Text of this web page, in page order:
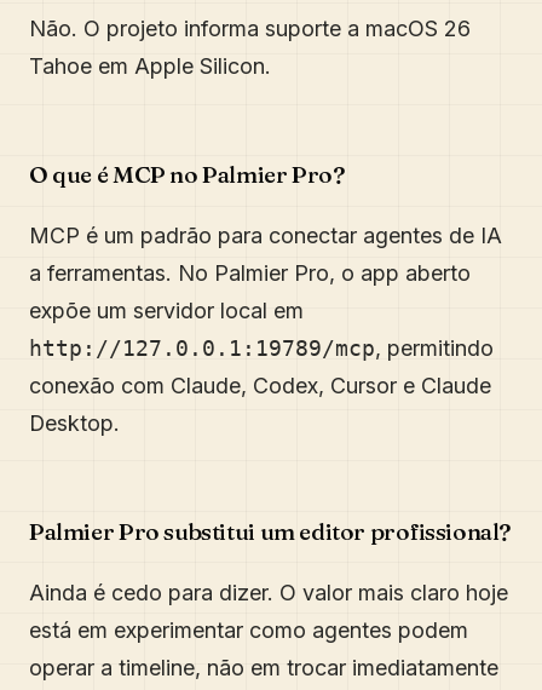
Não. O projeto informa suporte a macOS 26
Tahoe em Apple Silicon.
O que é MCP no Palmier Pro?
MCP é um padrão para conectar agentes de IA
a ferramentas. No Palmier Pro, o app aberto
expõe um servidor local em
http://127.0.0.1:19789/mcp, permitindo
conexão com Claude, Codex, Cursor e Claude
Desktop.
Palmier Pro substitui um editor profissional?
Ainda é cedo para dizer. O valor mais claro hoje
está em experimentar como agentes podem
operar a timeline, não em trocar imediatamente